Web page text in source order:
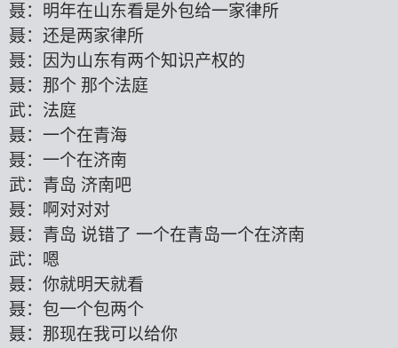
聂：明年在山东看是外包给一家律所
聂：还是两家律所
聂：因为山东有两个知识产权的
聂：那个 那个法庭
武：法庭
聂：一个在青海
聂：一个在济南
武：青岛 济南吧
聂：啊对对对
聂：青岛 说错了 一个在青岛一个在济南
武：嗯
聂：你就明天就看
聂：包一个包两个
聂：那现在我可以给你